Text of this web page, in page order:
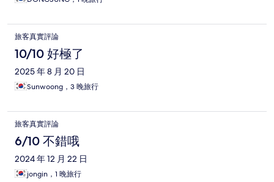
旅客真實評論
10/10 好極了
2025 年 8 月 20 日
Sunwoong，3 晚旅行
旅客真實評論
6/10 不錯哦
2024 年 12 月 22 日
jongin，1 晚旅行